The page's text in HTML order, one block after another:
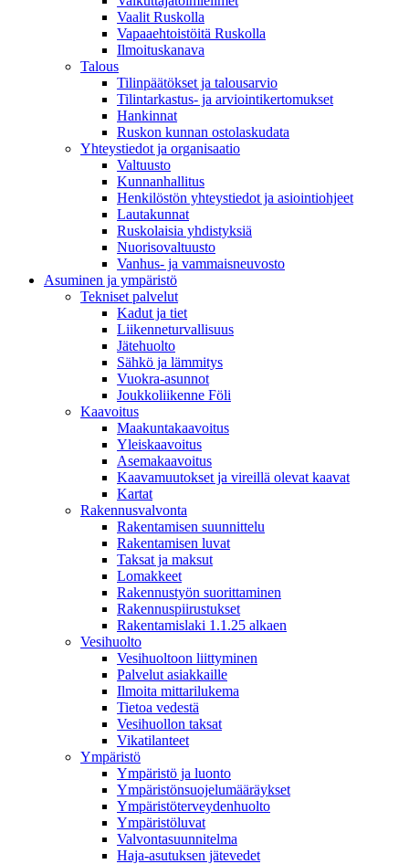
Vaalit Ruskolla
Vapaaehtoistöitä Ruskolla
Ilmoituskanava
Talous
Tilinpäätökset ja talousarvio
Tilintarkastus- ja arviointikertomukset
Hankinnat
Ruskon kunnan ostolaskudata
Yhteystiedot ja organisaatio
Valtuusto
Kunnanhallitus
Henkilöstön yhteystiedot ja asiointiohjeet
Lautakunnat
Ruskolaisia yhdistyksiä
Nuorisovaltuusto
Vanhus- ja vammaisneuvosto
Asuminen ja ympäristö
Tekniset palvelut
Kadut ja tiet
Liikenneturvallisuus
Jätehuolto
Sähkö ja lämmitys
Vuokra-asunnot
Joukkoliikenne Föli
Kaavoitus
Maakuntakaavoitus
Yleiskaavoitus
Asemakaavoitus
Kaavamuutokset ja vireillä olevat kaavat
Kartat
Rakennusvalvonta
Rakentamisen suunnittelu
Rakentamisen luvat
Taksat ja maksut
Lomakkeet
Rakennustyön suorittaminen
Rakennuspiirustukset
Rakentamislaki 1.1.25 alkaen
Vesihuolto
Vesihuoltoon liittyminen
Palvelut asiakkaille
Ilmoita mittarilukema
Tietoa vedestä
Vesihuollon taksat
Vikatilanteet
Ympäristö
Ympäristö ja luonto
Ympäristönsuojelumääräykset
Ympäristöterveydenhuolto
Ympäristöluvat
Valvontasuunnitelma
Haja-asutuksen jätevedet